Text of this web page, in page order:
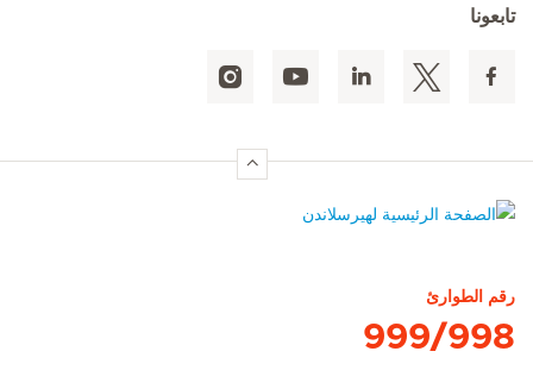
تابعونا
رقم الطوارئ
999/998